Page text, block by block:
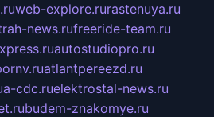
web-explore.rurastenuya.ru
news.rufreeride-team.ru
autostudiopro.ru
atlantpereezd.ru
a-cdc.ruelektrostal-news.ru
budem-znakomye.ru